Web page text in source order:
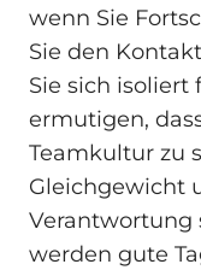
wenn Sie
Sie den
Sie sich isoliert
ermutigen,
Teamkultur zu
Gleichgewicht
Verantwortung
werden gute